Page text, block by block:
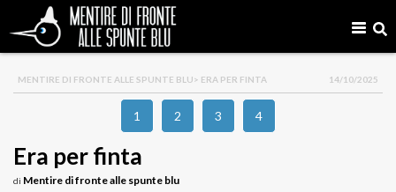
MENTIRE DI FRONTE ALLE SPUNTE BLU> ERA PER FINTA 14/10/2025
1 2 3 4
Era per finta
di Mentire di fronte alle spunte blu